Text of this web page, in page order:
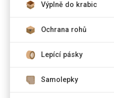
Výplně do krabic
Ochrana rohů
Lepící pásky
Samolepky